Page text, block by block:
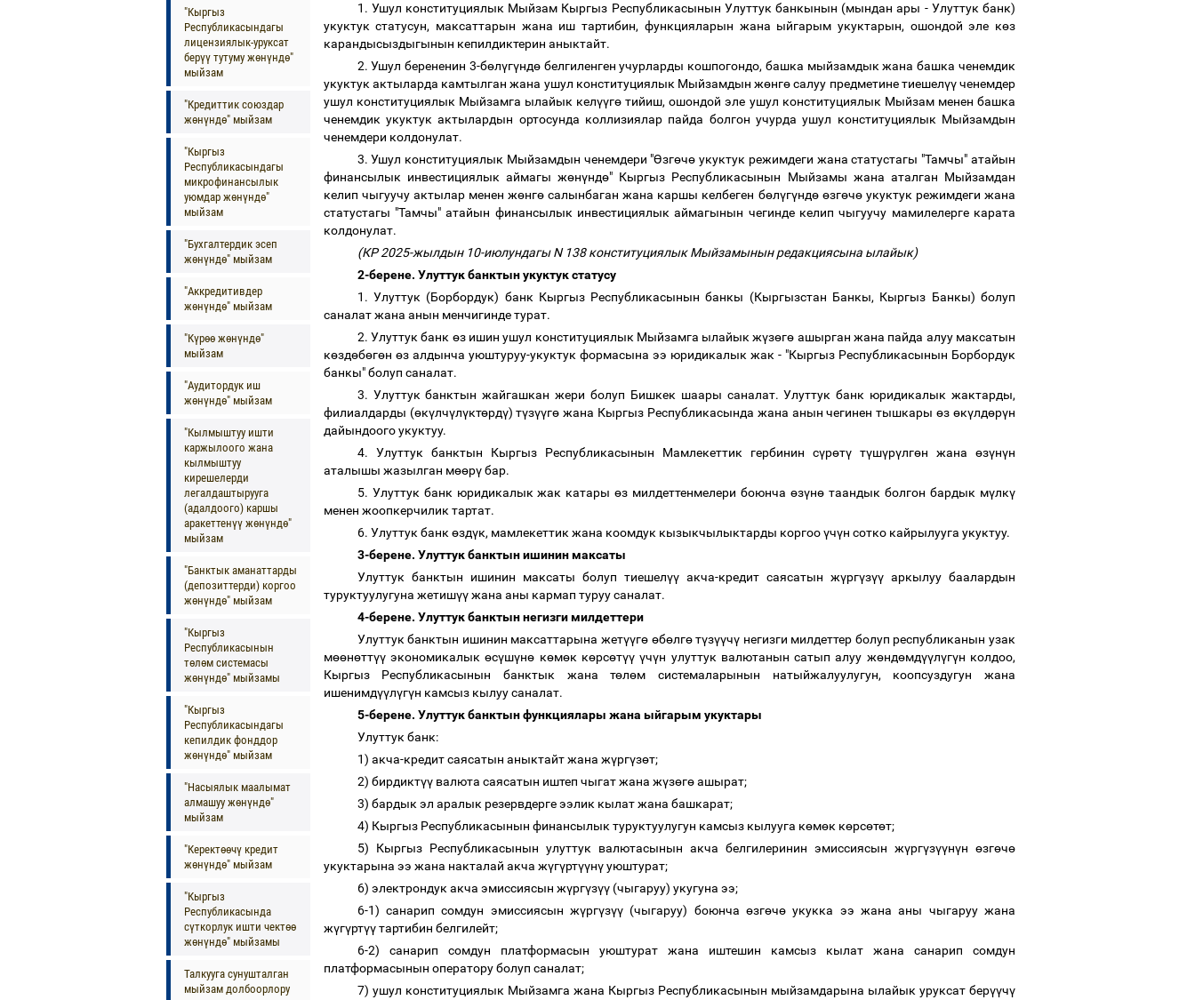
"Кыргыз
Республикасындагы
лицензиялык-уруксат
берүү тутуму жөнүндө"
мыйзам
"Кредиттик союздар
жөнүндө" мыйзам
"Кыргыз
Республикасындагы
микрофинансылык
уюмдар жөнүндө"
мыйзам
"Бухгалтердик эсеп
жөнүндө" мыйзам
"Аккредитивдер
жөнүндө" мыйзам
"Күрөө жөнүндө"
мыйзам
"Аудитордук иш
жөнүндө" мыйзам
"Кылмыштуу ишти
каржылоого жана
кылмыштуу
кирешелерди
легалдаштырууга
(адалдоого) каршы
аракеттенүү жөнүндө"
мыйзам
"Банктык аманаттарды
(депозиттерди) коргоо
жөнүндө" мыйзам
"Кыргыз
Республикасынын
төлөм системасы
жөнүндө" мыйзамы
"Кыргыз
Республикасындагы
кепилдик фонддор
жөнүндө" мыйзам
"Насыялык маалымат
алмашуу жөнүндө"
мыйзам
"Керектөөчү кредит
жөнүндө" мыйзам
"Кыргыз
Республикасында
сүткорлук ишти чектөө
жөнүндө" мыйзамы
Талкууга сунушталган
мыйзам долбоорлору
1. Ушул конституциялык Мыйзам Кыргыз Республикасынын Улуттук банкынын (мындан ары - Улуттук банк)
укуктук статусун, максаттарын жана иш тартибин, функцияларын жана ыйгарым укуктарын, ошондой эле көз
карандысыздыгынын кепилдиктерин аныктайт.
2. Ушул берененин 3-бөлүгүндөбелгиленген учурларды кошпогондо, башка мыйзамдык жана башка ченемдик
укуктук актыларда камтылган жана ушул конституциялык Мыйзамдын жөнгөсалуу предметине тиешелүүченемдер
ушул конституциялык Мыйзамга ылайык келүүгө тийиш, ошондой эле ушул конституциялык Мыйзам менен башка
ченемдик укуктук актылардын ортосунда коллизиялар пайда болгон учурда ушул конституциялык Мыйзамдын
ченемдери колдонулат.
3. Ушул конституциялык Мыйзамдын ченемдери "Өзгөчө укуктук режимдеги жана статустагы "Тамчы" атайын
финансылык инвестициялык аймагы жөнүндө" Кыргыз Республикасынын Мыйзамы жана аталган Мыйзамдан
келип чыгуучу актылар менен жөнгө салынбаган жана каршы келбеген бөлүгүндө өзгөчөукуктук режимдеги жана
статустагы "Тамчы" атайын финансылык инвестициялык аймагынын чегинде келип чыгуучу мамилелерге карата
колдонулат.
(КР 2025-жылдын 10-июлундагы N 138 конституциялык Мыйзамынын редакциясына ылайык)
2-берене. Улуттук банктын укуктук статусу
1. Улуттук (Борбордук) банк Кыргыз Республикасынын банкы (Кыргызстан Банкы, Кыргыз Банкы) болуп
саналат жана анын менчигинде турат.
2. Улуттук банк өз ишин ушул конституциялык Мыйзамга ылайык жүзөгө ашырган жана пайда алуу максатын
көздөбөгөн өз алдынча уюштуруу-укуктук формасына ээ юридикалык жак - "Кыргыз Республикасынын Борбордук
банкы" болуп саналат.
3. Улуттук банктын жайгашкан жери болуп Бишкек шаары саналат. Улуттук банк юридикалык жактарды,
филиалдарды (өкүлчүлүктөрдү) түзүүгө жана Кыргыз Республикасында жана анын чегинен тышкарыөзөкүлдөрүн
дайындоого укуктуу.
4. Улуттук банктын Кыргыз Республикасынын Мамлекеттик гербинин сүрөтүтүшүрүлгөн жанаөзүнүн
аталышы жазылган мөөрүбар.
5. Улуттук банк юридикалык жак катарыөз милдеттенмелери боюнчаөзүнө таандык болгон бардык мүлкү
менен жоопкерчилик тартат.
6. Улуттук банк өздүк, мамлекеттик жана коомдук кызыкчылыктарды коргооүчүн сотко кайрылууга укуктуу.
3-берене. Улуттук банктын ишинин максаты
Улуттук банктын ишинин максаты болуп тиешелүүакча-кредит саясатын жүргүзүүаркылуу баалардын
туруктуулугуна жетишүүжана аны кармап туруу саналат.
4-берене. Улуттук банктын негизги милдеттери
Улуттук банктын ишинин максаттарына жетүүгө өбөлгөтүзүүчү негизги милдеттер болуп республиканын узак
мөөнөттүүэкономикалыкөсүшүнө көмөк көрсөтүү үчүн улуттук валютанын сатып алуу жөндөмдүүлүгүн колдоо,
Кыргыз Республикасынын банктык жана төлөм системаларынын натыйжалуулугун, коопсуздугун жана
ишенимдүүлүгүн камсыз кылуу саналат.
5-берене. Улуттук банктын функциялары жана ыйгарым укуктары
Улуттук банк:
1) акча-кредит саясатын аныктайт жана жүргүзөт;
2) бирдиктүүвалюта саясатын иштеп чыгат жана жүзөгөашырат;
3) бардык эл аралык резервдерге ээлик кылат жана башкарат;
4) Кыргыз Республикасынын финансылык туруктуулугун камсыз кылууга көмөк көрсөтөт;
5) Кыргыз Республикасынын улуттук валютасынын акча белгилеринин эмиссиясын жүргүзүүнүн өзгөчө
укуктарына ээ жана накталай акча жүгүртүүнүуюштурат;
6) электрондук акча эмиссиясын жүргүзүү(чыгаруу) укугуна ээ;
6-1) санарип сомдун эмиссиясын жүргүзүү (чыгаруу) боюнча өзгөчө укукка ээ жана аны чыгаруу жана
жүгүртүүтартибин белгилейт;
6-2) санарип сомдун платформасын уюштурат жана иштешин камсыз кылат жана санарип сомдун
платформасынын оператору болуп саналат;
7) ушул конституциялык Мыйзамга жана Кыргыз Республикасынын мыйзамдарына ылайык уруксат берүүчү